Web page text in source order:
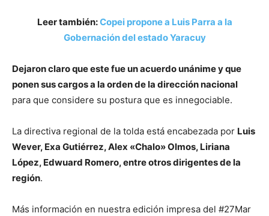
Leer también:Copei propone a Luis Parra a la
Gobernación del estado Yaracuy
Dejaron claro que este fue un acuerdo unánime y que
ponen sus cargos a la orden de la dirección nacional
para que considere su postura que es innegociable.
La directiva regional de la tolda está encabezada por Luis
Wever, Exa Gutiérrez, Alex «Chalo» Olmos, Liriana
López, Edwuard Romero, entre otros dirigentes de la
región.
Más información en nuestra edición impresa del #27Mar